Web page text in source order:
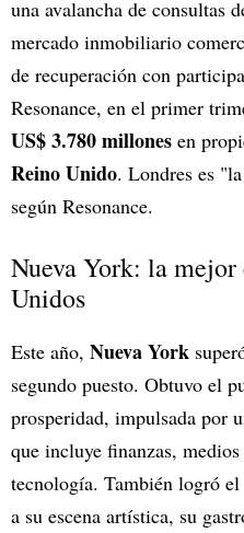
una avalancha de consultas
mercado inmobiliario
de recuperación con
Resonance, en el primer
US$ 3.780 millones en
Reino Unido. Londres es
según Resonance.
Nueva York: la mejor
Unidos
Este año, Nueva York
segundo puesto. Obtuvo el
prosperidad, impulsada por
que incluye finanzas,
tecnología. También logró el
a su escena artística, su